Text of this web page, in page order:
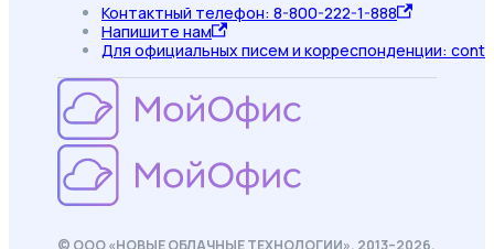
Контактный телефон: 8-800-222-1-888
Напишите нам
Для официальных писем и корреспонденции:
© ООО «НОВЫЕ ОБЛАЧНЫЕ ТЕХНОЛОГИИ», 2013–2026.